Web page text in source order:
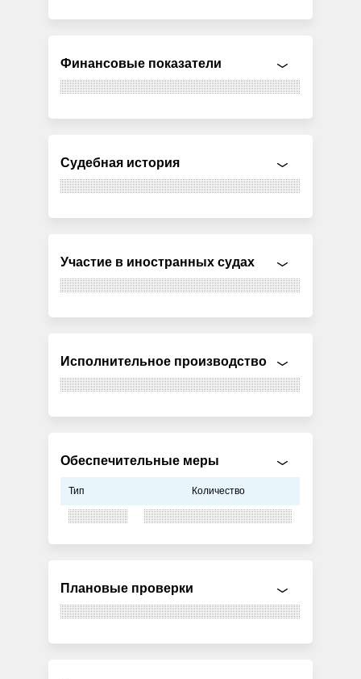
Финансовые показатели
Судебная история
Участие в иностранных судах
Исполнительное производство
Обеспечительные меры
Тип Количество
Плановые проверки